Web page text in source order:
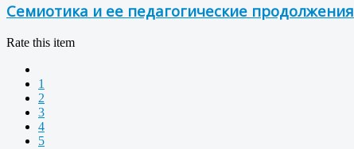
Семиотика и ее педагогические продолжения
Rate this item
1
2
3
4
5